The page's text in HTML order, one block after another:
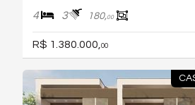
4 3 180,00
R$ 1.380.000, 00